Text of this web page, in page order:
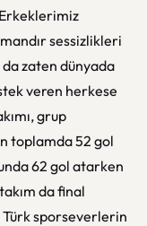
sessizlikleri
da zaten dünyada
veren herkese
grup
toplamda 52 gol
62 gol atarken
da final
Türk sporseverlerin